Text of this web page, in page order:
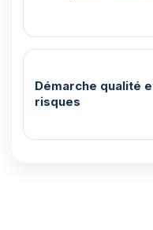
Démarche qualité
risques